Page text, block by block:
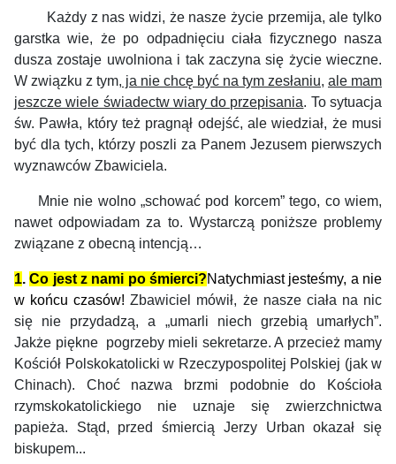
Każdy z nas widzi, że nasze życie przemija, ale tylko
garstka wie, że po odpadnięciu ciała fizycznego nasza
dusza zostaje uwolniona i tak zaczyna się życie wieczne.
W związku z tym, ja nie chcę być na tym zesłaniu, ale mam
jeszcze wiele świadectw wiary do przepisania. To sytuacja
św. Pawła, który też pragnął odejść, ale wiedział, że musi
być dla tych, którzy poszli za Panem Jezusem pierwszych
wyznawców Zbawiciela.
Mnie nie wolno „schować pod korcem” tego, co wiem,
nawet odpowiadam za to. Wystarczą poniższe problemy
związane z obecną intencją…
1.Co jest z nami po śmierci?Natychmiast jesteśmy, a nie
w końcu czasów!Zbawiciel mówił, że nasze ciała na nic
się nie przydadzą,a „umarli niech grzebią umarłych”.
Jakże piękne pogrzeby mieli sekretarze. A przecież mamy
Kościół Polskokatolicki w Rzeczypospolitej Polskiej (jak w
Chinach). Choć nazwa brzmi podobnie do Kościoła
rzymskokatolickiego nie uznaje się zwierzchnictwa
papieża. Stąd, przed śmiercią Jerzy Urban okazał się
biskupem...